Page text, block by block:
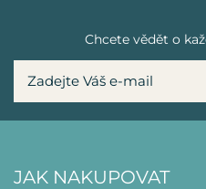
Chcete vědět o
JAK NAKUPOVAT